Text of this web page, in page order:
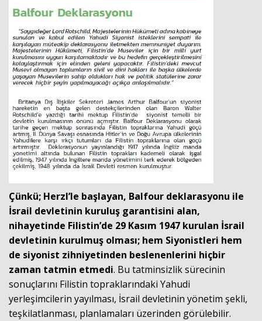
Çünkü; Herzl’le başlayan, Balfour deklarasyonu ile
İsrail devletinin kuruluş garantisini alan,
nihayetinde Filistin’de 29 Kasım 1947 kurulan İsrail
devletinin kurulmuş olması; hem Siyonistleri hem
de siyonist zihniyetinden beslenenlerini hiçbir
zaman tatmin etmedi. Bu tatminsizlik sürecinin
sonuçlarını Filistin topraklarındaki Yahudi
yerleşimcilerin yayılması, İsrail devletinin yönetim şekli,
teşkilatlanması, planlamaları üzerinden görülebilir.